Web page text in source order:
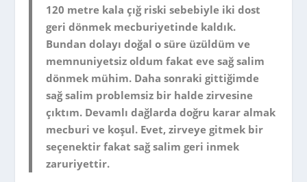
120 metre kala çığ riski sebebiyle iki dost
geri dönmek mecburiyetinde kaldık.
Bundan dolayı doğal o süre üzüldüm ve
memnuniyetsiz oldum fakat eve sağ salim
dönmek mühim. Daha sonraki gittiğimde
sağ salim problemsiz bir halde zirvesine
çıktım. Devamlı dağlarda doğru karar almak
mecburi ve koşul. Evet, zirveye gitmek bir
seçenektir fakat sağ salim geri inmek
zaruriyettir.